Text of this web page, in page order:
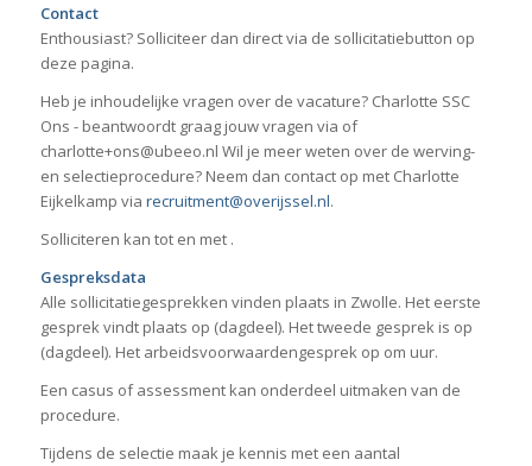
Contact
Enthousiast? Solliciteer dan direct via de sollicitatiebutton op
deze pagina.
Heb je inhoudelijke vragen over de vacature? Charlotte SSC
Ons - beantwoordt graag jouw vragen via of
charlotte+ons@ubeeo.nl Wil je meer weten over de werving-
en selectieprocedure? Neem dan contact op met Charlotte
Eijkelkamp via recruitment@overijssel.nl.
Solliciteren kan tot en met .
Gespreksdata
Alle sollicitatiegesprekken vinden plaats in Zwolle. Het eerste
gesprek vindt plaats op (dagdeel). Het tweede gesprek is op
(dagdeel). Het arbeidsvoorwaardengesprek op om uur.
Een casus of assessment kan onderdeel uitmaken van de
procedure.
Tijdens de selectie maak je kennis met een aantal